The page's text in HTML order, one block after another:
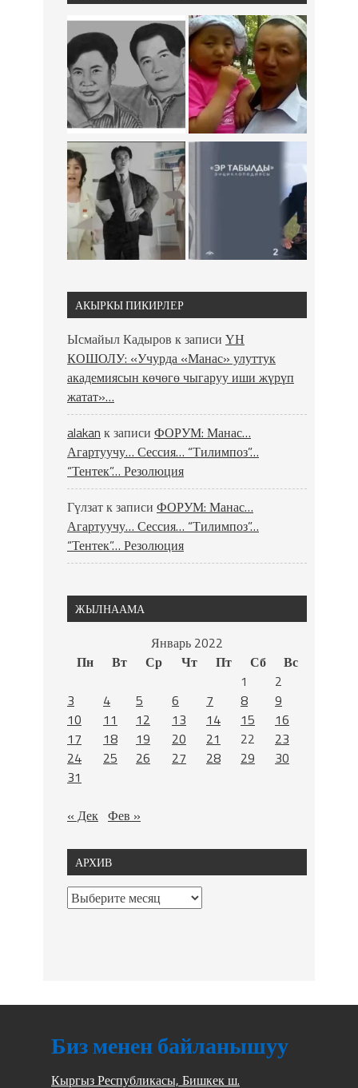
АКЫРКЫ ПИКИРЛЕР
Ысмайыл Кадыров к записи ҮН
КОШОЛУ: «Учурда «Манас» улуттук
академиясын көчөгө чыгаруу иши жүрүп
жатат»…
alakan к записи ФОРУМ: Манас…
Агартуучу… Сессия… “Тилимпоз”…
“Тентек”… Резолюция
Гүлзатк записи ФОРУМ: Манас…
Агартуучу… Сессия… “Тилимпоз”…
“Тентек”… Резолюция
ЖЫЛНААМА
Январь 2022
Пн
Вт Ср Чт Пт Сб
Вс
1
2
3
4 5 6 7 8
9
10
11 12 13 14 15
16
17
18 19 20 21 22
23
24
25 26 27 28 29
30
31
« Дек Фев »
АРХИВ
Биз менен байланышуу
Кыргыз Республикасы, Бишкек ш.